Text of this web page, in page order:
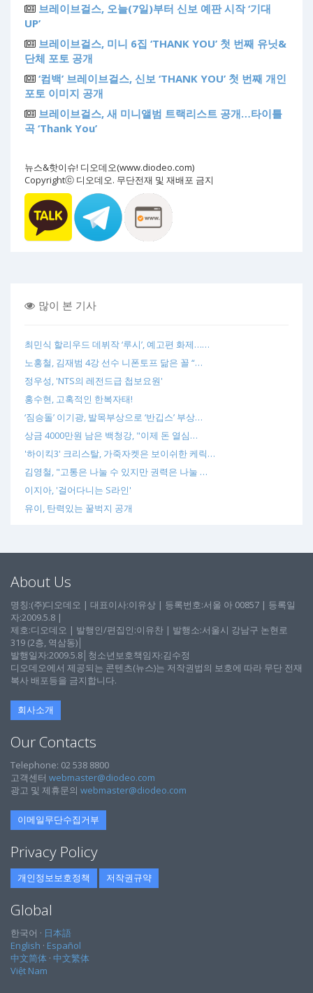
브레이브걸스, 오늘(7일)부터 신보 예판 시작 ‘기대
UP’
브레이브걸스, 미니 6집 ‘THANK YOU’ 첫 번째 유닛&
단체 포토 공개
‘컴백’ 브레이브걸스, 신보 ‘THANK YOU’ 첫 번째 개인
포토 이미지 공개
브레이브걸스, 새 미니앨범 트랙리스트 공개…타이틀
곡 ‘Thank You’
뉴스&핫이슈! 디오데오(www.diodeo.com)
Copyrightⓒ 디오데오. 무단전재 및 재배포 금지
많이 본 기사
최민식 할리우드 데뷔작 ‘루시’, 예고편 화제……
노홍철, 김재범 4강 선수 니폰토프 닮은 꼴 “…
정우성, 'NTS의 레전드급 첩보요원'
홍수현, 고혹적인 한복자태!
‘짐승돌’ 이기광, 발목부상으로 ‘반깁스’ 부상…
상금 4000만원 남은 백청강, "이제 돈 열심…
'하이킥3' 크리스탈, 가죽자켓은 보이쉬한 케릭…
김영철, "고통은 나눌 수 있지만 권력은 나눌 …
이지아, '걸어다니는 S라인'
유이, 탄력있는 꿀벅지 공개
About Us
명칭:(주)디오데오 | 대표이사:이유상 | 등록번호:서울 아 00857 | 등록일
자:2009.5.8 |
제호:디오데오 | 발행인/편집인:이유찬 | 발행소:서울시 강남구 논현로
319 (2층, 역삼동)│
발행일자:2009.5.8│청소년보호책임자:김수정
디오데오에서 제공되는 콘텐츠(뉴스)는 저작권법의 보호에 따라 무단 전재
복사 배포등을 금지합니다.
회사소개
Our Contacts
Telephone: 02 538 8800
고객센터 webmaster@diodeo.com
광고 및 제휴문의 webmaster@diodeo.com
이메일무단수집거부
Privacy Policy
개인정보보호정책 저작권규약
Global
한국어 · 日本語
English · Español
中文简体 · 中文繁体
Việt Nam